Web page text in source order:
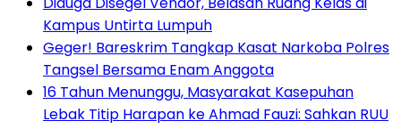
Kampus Untirta Lumpuh
Geger! Bareskrim Tangkap Kasat Narkoba Polres
Tangsel Bersama Enam Anggota
16 Tahun Menunggu, Masyarakat Kasepuhan
Lebak Titip Harapan ke Ahmad Fauzi: Sahkan RUU